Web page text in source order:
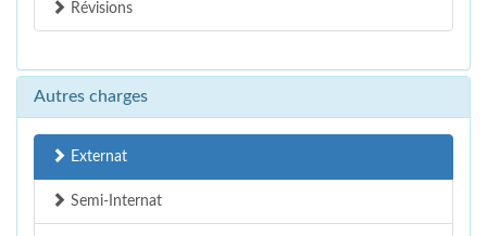
Révisions
Autres charges
Externat
Semi-Internat